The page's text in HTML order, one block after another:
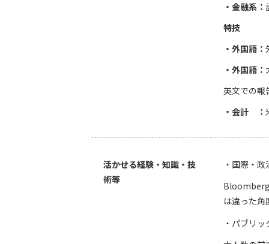
・金融系：
特技
・外国語：
・外国語：
英文での報
・会計 ：
活かせる経験・知識・技
術等
国際・政
Bloomberg
は違った角
パブリッ